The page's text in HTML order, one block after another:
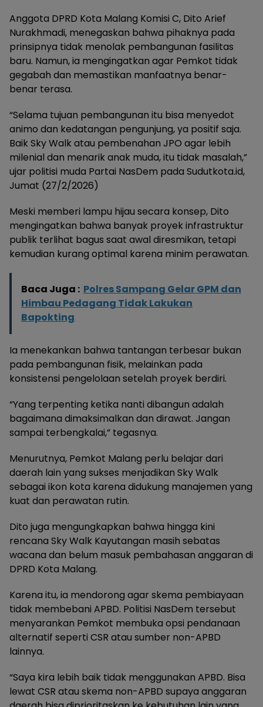
Anggota DPRD Kota Malang Komisi C, Dito Arief
Nurakhmadi, menegaskan bahwa pihaknya pada
prinsipnya tidak menolak pembangunan fasilitas
baru. Namun, ia mengingatkan agar Pemkot tidak
gegabah dan memastikan manfaatnya benar-
benar terasa.
“Selama tujuan pembangunan itu bisa menyedot
animo dan kedatangan pengunjung, ya positif saja.
Baik Sky Walk atau pembenahan JPO agar lebih
milenial dan menarik anak muda, itu tidak masalah,”
ujar politisi muda Partai NasDem pada Sudutkota.id,
Jumat (27/2/2026)
Meski memberi lampu hijau secara konsep, Dito
mengingatkan bahwa banyak proyek infrastruktur
publik terlihat bagus saat awal diresmikan, tetapi
kemudian kurang optimal karena minim perawatan.
Baca Juga : Polres Sampang Gelar GPM dan
Himbau Pedagang Tidak Lakukan
Bapokting
Ia menekankan bahwa tantangan terbesar bukan
pada pembangunan fisik, melainkan pada
konsistensi pengelolaan setelah proyek berdiri.
“Yang terpenting ketika nanti dibangun adalah
bagaimana dimaksimalkan dan dirawat. Jangan
sampai terbengkalai,” tegasnya.
Menurutnya, Pemkot Malang perlu belajar dari
daerah lain yang sukses menjadikan Sky Walk
sebagai ikon kota karena didukung manajemen yang
kuat dan perawatan rutin.
Dito juga mengungkapkan bahwa hingga kini
rencana Sky Walk Kayutangan masih sebatas
wacana dan belum masuk pembahasan anggaran di
DPRD Kota Malang.
Karena itu, ia mendorong agar skema pembiayaan
tidak membebani APBD. Politisi NasDem tersebut
menyarankan Pemkot membuka opsi pendanaan
alternatif seperti CSR atau sumber non-APBD
lainnya.
“Saya kira lebih baik tidak menggunakan APBD. Bisa
lewat CSR atau skema non-APBD supaya anggaran